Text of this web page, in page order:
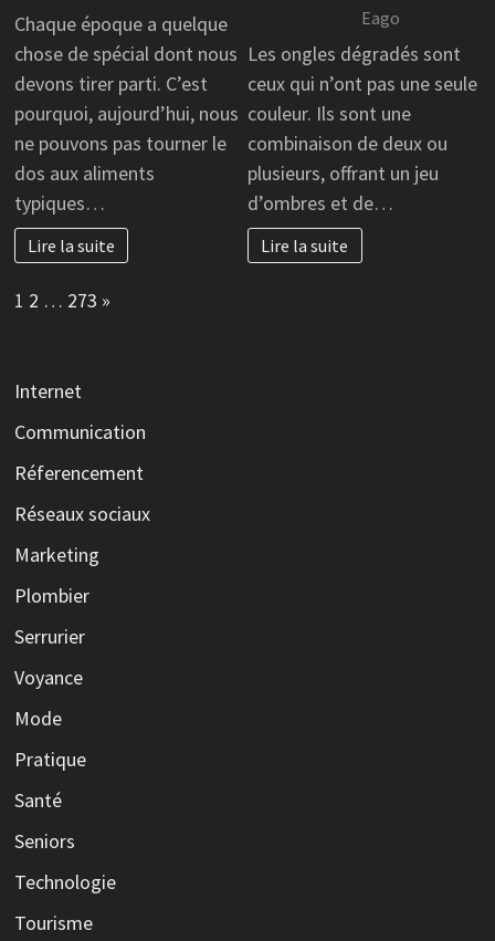
Chaque époque a quelque
chose de spécial dont nous
devons tirer parti. C’est
pourquoi, aujourd’hui, nous
ne pouvons pas tourner le
dos aux aliments
typiques…
Lire la suite
Eago
Les ongles dégradés sont
ceux qui n’ont pas une seule
couleur. Ils sont une
combinaison de deux ou
plusieurs, offrant un jeu
d’ombres et de…
Lire la suite
Page:
1 2 … 273 Next
»
Internet
Communication
Réferencement
Réseaux sociaux
Marketing
Plombier
Serrurier
Voyance
Mode
Pratique
Santé
Seniors
Technologie
Tourisme